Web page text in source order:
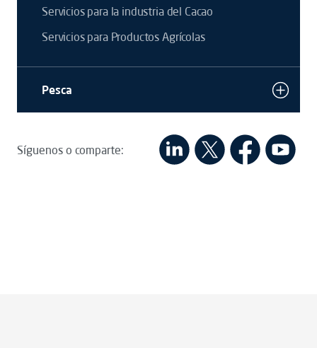
Servicios para la industria del Cacao
Servicios para Productos Agrícolas
Pesca
Síguenos o comparte: